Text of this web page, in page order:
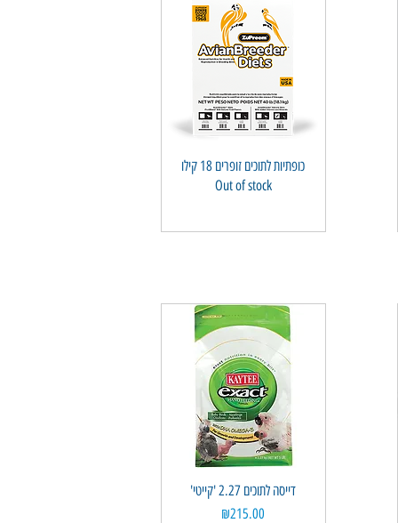
Quick View
כופתיות לתוכים זופרים 18 קילו
Out of stock
Quick View
'דייסה לתוכים 2.27 'קייטי
Price
₪215.00